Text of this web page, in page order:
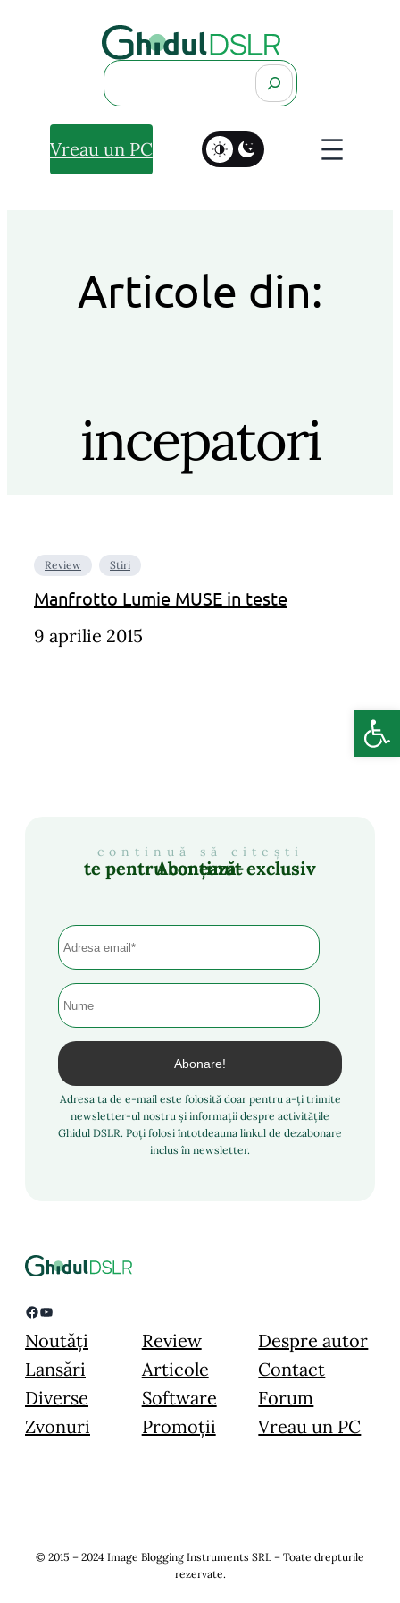
Search
Vreau un PC
Articole din:
incepatori
Review Stiri
Manfrotto Lumie MUSE in teste
9 aprilie 2015
continuă să citești
Abonează-te pentru conținut exclusiv
Adresa ta de e-mail este folosită doar pentru a-ți trimite
newsletter-ul nostru și informații despre activitățile
Ghidul DSLR. Poți folosi întotdeauna linkul de dezabonare
inclus în newsletter.
Facebook YouTube
Noutăți
Lansări
Diverse
Zvonuri
Review
Articole
Software
Promoții
Despre autor
Contact
Forum
Vreau un PC
© 2015 – 2024 Image Blogging Instruments SRL – Toate drepturile
rezervate.